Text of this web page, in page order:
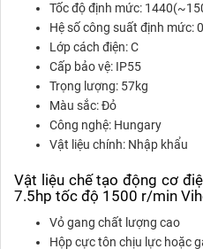
Tốc độ định mức:
Hệ số công suất định mức:
Lớp cách điện: C
Cấp bảo vệ: IP55
Trọng lượng: 57kg
Màu sắc: Đỏ
Công nghệ: Hungary
Vật liệu chính: Nhập khẩu
Vật liệu chế tạo động cơ
7.5hp tốc độ 1500 r/min
Vỏ gang chất lượng cao
Hộp cực tôn chịu lực hoặc